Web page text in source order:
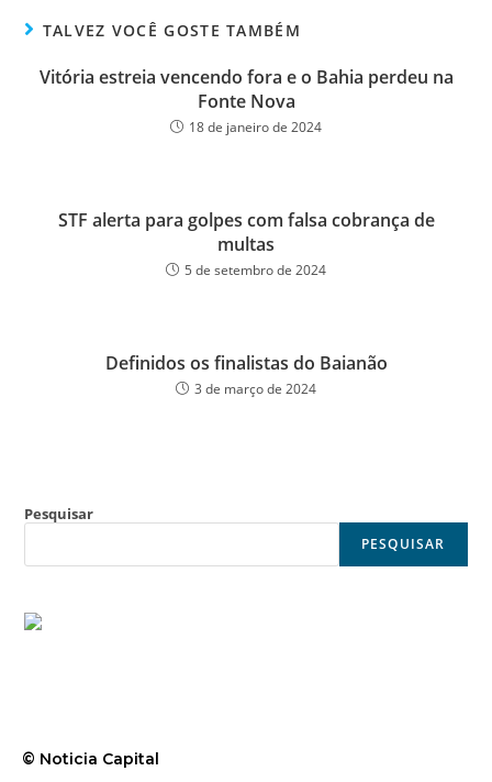
ok er
TALVEZ VOCÊ GOSTE TAMBÉM
Vitória estreia vencendo fora e o Bahia perdeu na
Fonte Nova
18 de janeiro de 2024
STF alerta para golpes com falsa cobrança de
multas
5 de setembro de 2024
Definidos os finalistas do Baianão
3 de março de 2024
Pesquisar
PESQUISAR
© Noticia Capital